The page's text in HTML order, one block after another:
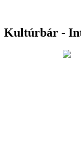
Kultúrbár -